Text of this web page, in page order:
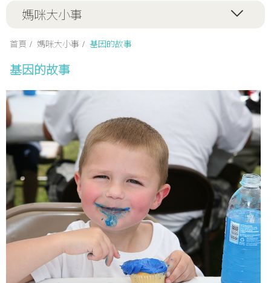
媽咪大小事
首頁 媽咪大小事 基因的故事
基因的故事